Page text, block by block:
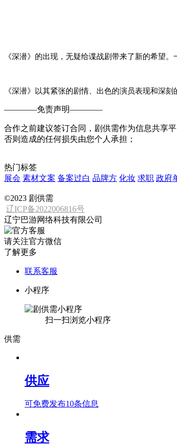
《深潜》的出现，无疑给谍战剧带来了新的希望
《深潜》以其紧张的剧情、出色的演员表现和深
————免责声明————
合作之前建议签订合同，剧供需作为信息共享
否则造成的任何损失由您个人承担；
热门标签
展会 素材文案 备案过白 品牌方 化妆 求职 政府
©2023 剧供需
辽ICP备2022006816号
辽宁巴游网络科技有限公司
请关注官方微信
了解更多
联系客服
小程序
扫一扫浏览小程序
供需
供应
可免费发布10条信息
需求